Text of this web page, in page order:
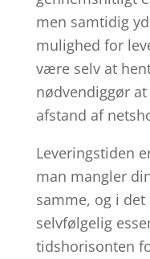
men samtidig
mulighed for
være selv at
nødvendiggør
afstand af
Leveringstiden
man mangler
samme, og i
selvfølgelig
tidshorisonten